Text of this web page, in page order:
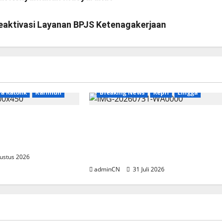
Layanan BPJS Ketenagakerjaan
Katolik
Karimun
2026
Breaking News Kepri Lingga
adminCN 31 Juli 2026